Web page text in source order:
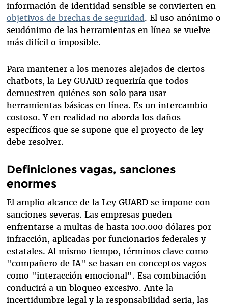
información de identidad sensible se convierten en
objetivos de brechas de seguridad. El uso anónimo o
seudónimo de las herramientas en línea se vuelve
más difícil o imposible.
Para mantener a los menores alejados de ciertos
chatbots, la Ley GUARD requeriría que todos
demuestren quiénes son solo para usar
herramientas básicas en línea. Es un intercambio
costoso. Y en realidad no aborda los daños
específicos que se supone que el proyecto de ley
debe resolver.
Definiciones vagas, sanciones
enormes
El amplio alcance de la Ley GUARD se impone con
sanciones severas. Las empresas pueden
enfrentarse a multas de hasta 100.000 dólares por
infracción, aplicadas por funcionarios federales y
estatales. Al mismo tiempo, términos clave como
"compañero de IA" se basan en conceptos vagos
como "interacción emocional". Esa combinación
conducirá a un bloqueo excesivo. Ante la
incertidumbre legal y la responsabilidad seria, las